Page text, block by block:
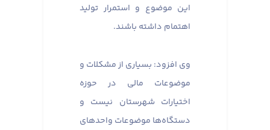
این موضوع و استمرار تولید
اهتمام داشته باشند.
وی افزود: بسیاری از مشکلات و
موضوعات مالی در حوزه
اختیارات شهرستان نیست و
دستگاه‌ها موضوعات واحدهای